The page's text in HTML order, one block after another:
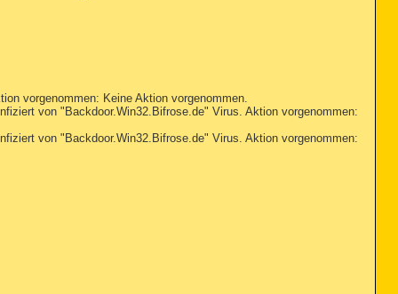
vorgenommen: Keine Aktion vorgenommen.
von "Backdoor.Win32.Bifrose.de" Virus. Aktion vorgenommen:
von "Backdoor.Win32.Bifrose.de" Virus. Aktion vorgenommen: